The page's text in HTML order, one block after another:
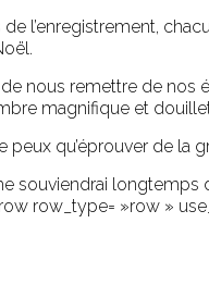
de l’enregistrement,
nous remettre de nos
magnifique et
peux qu’éprouver de la
souviendrai longtemps
row_type= »row »